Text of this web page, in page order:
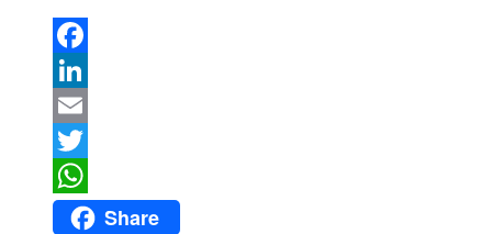
Facebook
LinkedIn
Email
Twitter
WhatsAppShare